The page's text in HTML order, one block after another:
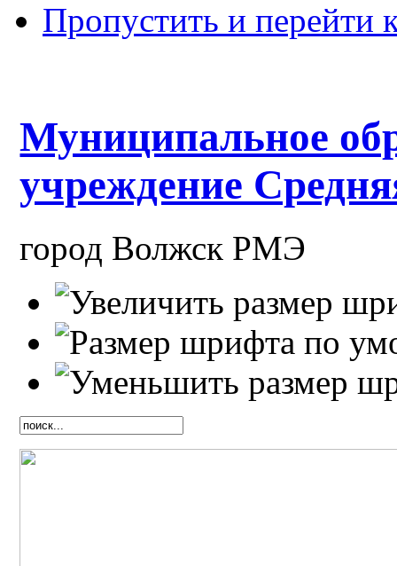
Пропустить и перейти
Муниципальное
учреждение
город Волжск РМЭ